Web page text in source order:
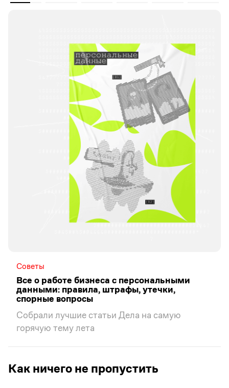
Советы
Все о работе бизнеса с персональными
данными: правила, штрафы, утечки,
спорные вопросы
Собрали лучшие статьи Дела на самую
горячую тему лета
Как ничего не пропустить